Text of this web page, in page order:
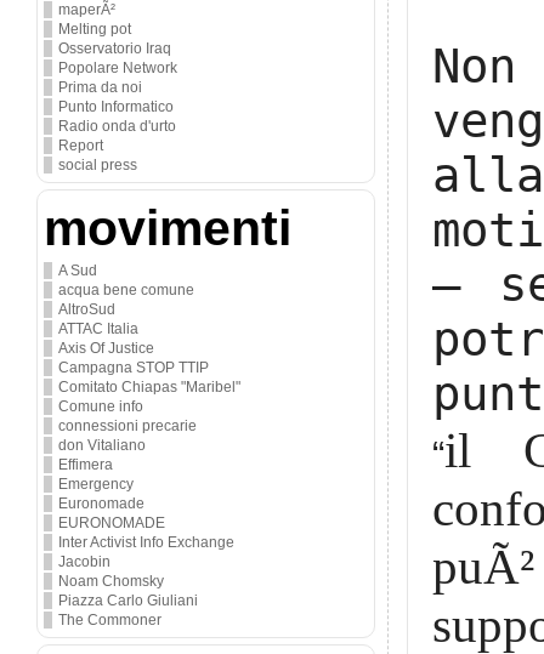
maperÃ²
Melting pot
Osservatorio Iraq
Popolare Network
Prima da noi
Punto Informatico
Radio onda d'urto
Report
social press
movimenti
A Sud
acqua bene comune
AltroSud
ATTAC Italia
Axis Of Justice
Campagna STOP TTIP
Comitato Chiapas "Maribel"
Comune info
connessioni precarie
don Vitaliano
Effimera
Emergency
Euronomade
EURONOMADE
Inter Activist Info Exchange
Jacobin
Noam Chomsky
Piazza Carlo Giuliani
The Commoner
–
“il